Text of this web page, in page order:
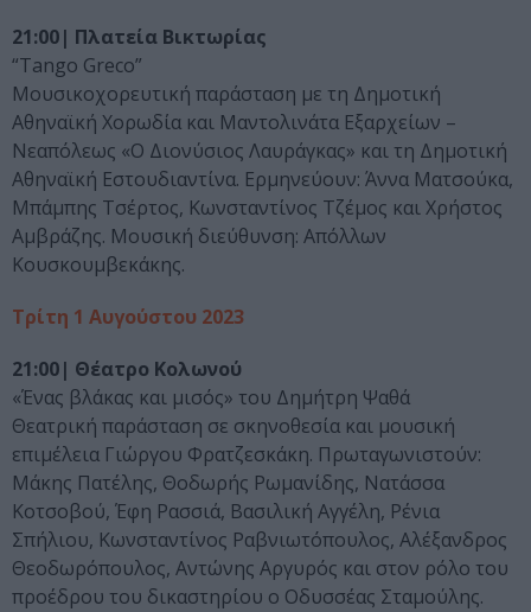
21:00| Πλατεία Βικτωρίας
“Tango Greco”
Μουσικοχορευτική παράσταση με τη Δημοτική
Αθηναϊκή Χορωδία και Μαντολινάτα Εξαρχείων –
Νεαπόλεως «Ο Διονύσιος Λαυράγκας» και τη Δημοτική
Αθηναϊκή Εστουδιαντίνα. Ερμηνεύουν: Άννα Ματσούκα,
Μπάμπης Τσέρτος, Κωνσταντίνος Τζέμος και Χρήστος
Αμβράζης. Μουσική διεύθυνση: Απόλλων
Κουσκουμβεκάκης.
Τρίτη 1 Αυγούστου 2023
21:00| Θέατρο Κολωνού
«Ένας βλάκας και μισός» του Δημήτρη Ψαθά
Θεατρική παράσταση σε σκηνοθεσία και μουσική
επιμέλεια Γιώργου Φρατζεσκάκη. Πρωταγωνιστούν:
Μάκης Πατέλης, Θοδωρής Ρωμανίδης, Νατάσσα
Κοτσοβού, Έφη Ρασσιά, Βασιλική Αγγέλη, Ρένια
Σπήλιου, Κωνσταντίνος Ραβνιωτόπουλος, Αλέξανδρος
Θεοδωρόπουλος, Αντώνης Αργυρός και στον ρόλο του
προέδρου του δικαστηρίου ο Οδυσσέας Σταμούλης.